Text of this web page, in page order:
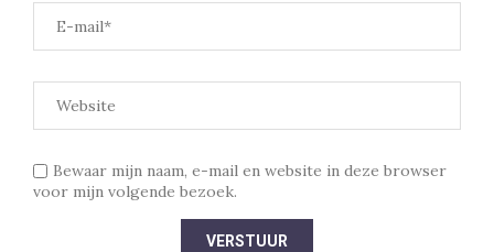
Bewaar mijn naam, e-mail en website in deze browser
voor mijn volgende bezoek.